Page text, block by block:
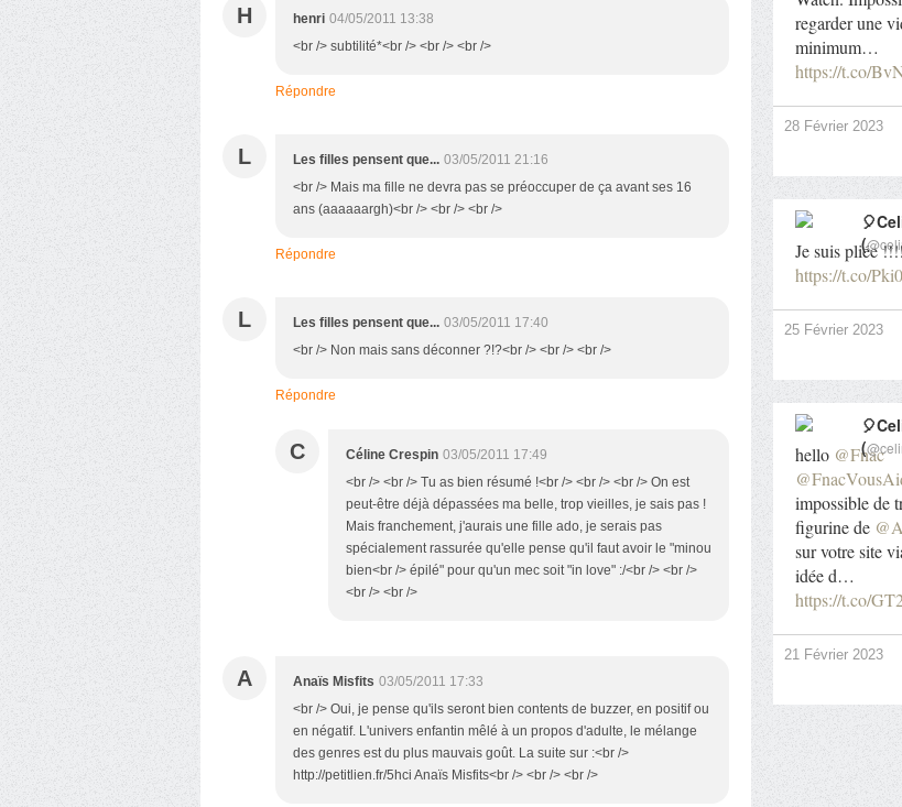
H henri 04/05/2011 13:38
<br /> subtilité*<br /> <br /> <br />
Répondre
L Les filles pensent que... 03/05/2011 21:16
<br /> Mais ma fille ne devra pas se préoccuper de ça avant ses 16
ans (aaaaaargh)<br /> <br /> <br />
Répondre
L Les filles pensent que... 03/05/2011 17:40
<br /> Non mais sans déconner ?!?<br /> <br /> <br />
Répondre
C Céline Crespin 03/05/2011 17:49
<br /> <br /> Tu as bien résumé !<br /> <br /> <br /> On est
peut-être déjà dépassées ma belle, trop vieilles, je sais pas !
Mais franchement, j'aurais une fille ado, je serais pas
spécialement rassurée qu'elle pense qu'il faut avoir le "minou
bien<br /> épilé" pour qu'un mec soit "in love" :/<br /> <br />
<br /> <br />
A Anaïs Misfits 03/05/2011 17:33
<br /> Oui, je pense qu'ils seront bien contents de buzzer, en positif ou
en négatif. L'univers enfantin mêlé à un propos d'adulte, le mélange
des genres est du plus mauvais goût. La suite sur :<br />
http://petitlien.fr/5hci Anaïs Misfits<br /> <br /> <br />
regarder une
minimum…
https://t.co/
28 Février 2023
Je suis pliée
https://t.co/
(
25 Février 2023
hello @Fnac
impossible de
figurine de
sur votre site
idée d…
https://t.co/
(
21 Février 2023